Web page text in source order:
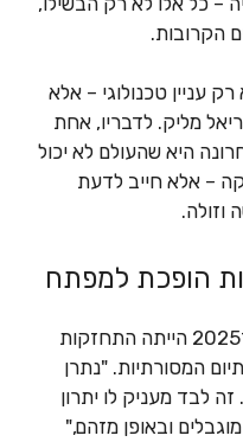
הקרובות.
עניין טכנולוגי – אלא
מליק. לדבריו, אחת
היא שהעולם לא יכול
– אלא חייב לדעת
וזולה.
הופכת למפתח
אחת ההתפתחויות המרשימות ב־2025 הייתה התחזקות
המסורתיות. "נתרן
לבד מעניק לו יתרון
ובאופן מזהם,"